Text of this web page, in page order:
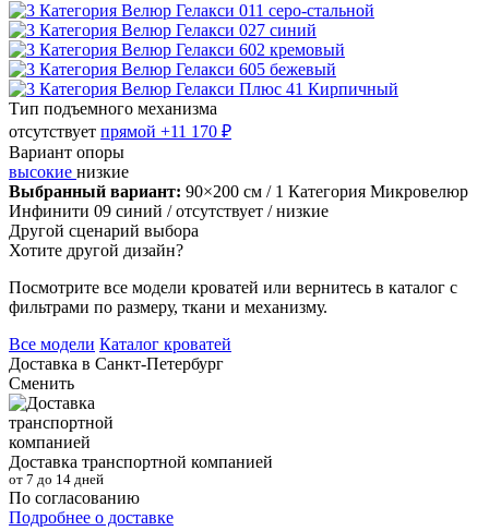
Тип подъемного механизма
отсутствует прямой +11 170 ₽
Вариант опоры
высокие низкие
Выбранный вариант: 90×200 см / 1 Категория Микровелюр
Инфинити 09 синий / отсутствует / низкие
Другой сценарий выбора
Хотите другой дизайн?
Посмотрите все модели кроватей или вернитесь в каталог с
фильтрами по размеру, ткани и механизму.
Все модели Каталог кроватей
Доставка в Санкт-Петербург
Сменить
Доставка транспортной компанией
от 7 до 14 дней
По согласованию
Подробнее о доставке